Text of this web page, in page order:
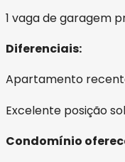
1 vaga de garagem
Diferenciais:
Apartamento
Excelente posição
Condomínio